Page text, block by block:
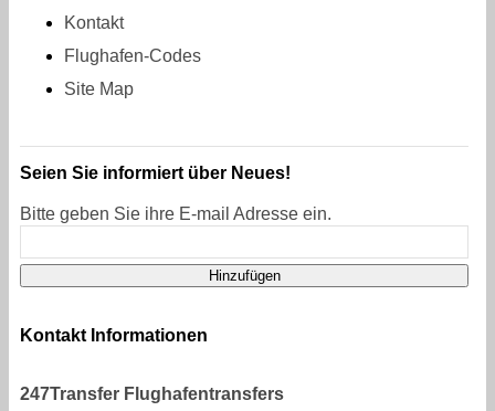
Kontakt
Flughafen-Codes
Site Map
Seien Sie informiert über Neues!
Bitte geben Sie ihre E-mail Adresse ein.
Kontakt Informationen
247Transfer Flughafentransfers